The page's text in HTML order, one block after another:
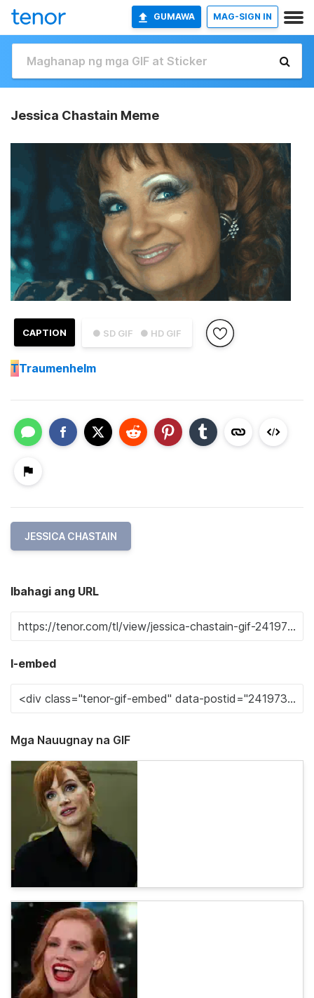
GUMAWA MAG-SIGN IN
Jessica Chastain Meme
● SD GIF ● HD GIF
CAPTION
TTraumenhelm
JESSICA CHASTAIN
Ibahagi ang URL
I-embed
Mga Nauugnay na GIF